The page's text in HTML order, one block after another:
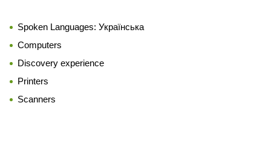
Spoken Languages: Українська
Computers
Discovery experience
Printers
Scanners